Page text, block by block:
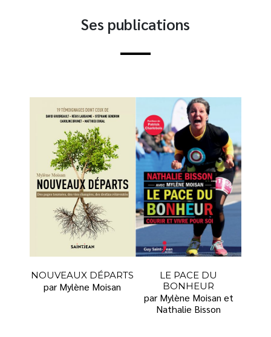
Ses publications
NOUVEAUX DÉPARTS
par Mylène Moisan
LE PACE DU
BONHEUR
par Mylène Moisan et
Nathalie Bisson